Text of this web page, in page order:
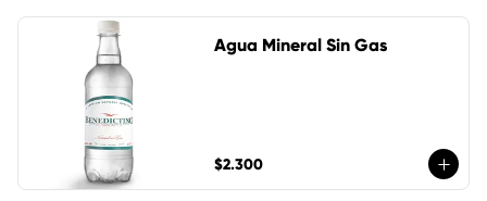
Agua Mineral Sin Gas
$2.300